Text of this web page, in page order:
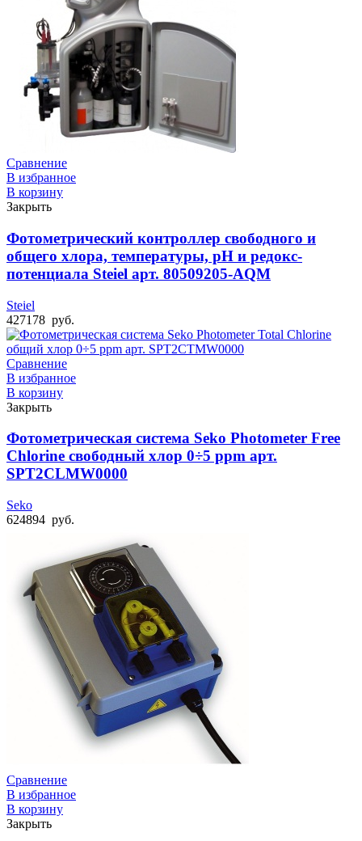
Сравнение
В избранное
В корзину
Закрыть
Фотометрический контроллер свободного и
общего хлора, температуры, рН и редокс-
потенциала Steiel арт. 80509205-AQM
Steiel
427178 руб.
Сравнение
В избранное
В корзину
Закрыть
Фотометрическая система Seko Photometer Free
Chlorine свободный хлор 0÷5 ppm арт.
SPT2CLMW0000
Seko
624894 руб.
Сравнение
В избранное
В корзину
Закрыть